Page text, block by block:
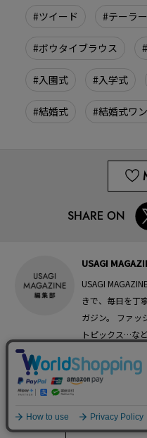
#ツイード #テーラ
#ボウタイブラウス
#入園式 #入学式
#結婚式 #結婚式ワ
SHARE ON
USAGI
USAGI
きで、毎日を丁
ガジン。 ファッ
トピックス…な
日配信します
能。 仕事もプラ
む女性たちの、“
このライ